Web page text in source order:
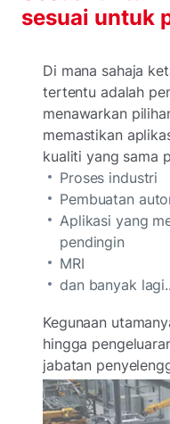
sesuai untuk
Di mana sahaja
tertentu adalah
menawarkan
memastikan
kualiti yang sama
Proses industri
Pembuatan
Aplikasi yang
pendingin
MRI
dan banyak
Kegunaan
hingga
jabatan